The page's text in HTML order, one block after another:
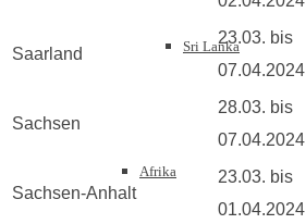
Sri Lanka
Afrika
Saarland
23.03. bis
07.04.2024
Sachsen
28.03. bis
07.04.2024
Sachsen-Anhalt
23.03. bis
01.04.2024